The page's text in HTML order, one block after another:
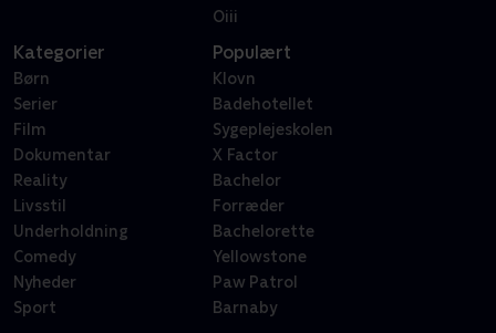
Oiii
Kategorier
Børn
Serier
Film
Dokumentar
Reality
Livsstil
Underholdning
Comedy
Nyheder
Sport
Populært
Klovn
Badehotellet
Sygeplejeskolen
X Factor
Bachelor
Forræder
Bachelorette
Yellowstone
Paw Patrol
Barnaby